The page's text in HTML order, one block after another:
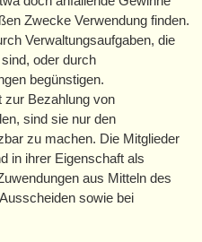
Zwecke Verwendung finden.
Verwaltungsaufgaben, die
oder durch
begünstigen.
zur Bezahlung von
sind sie nur den
zu machen. Die Mitglieder
in ihrer Eigenschaft als
aus Mitteln des
sowie bei